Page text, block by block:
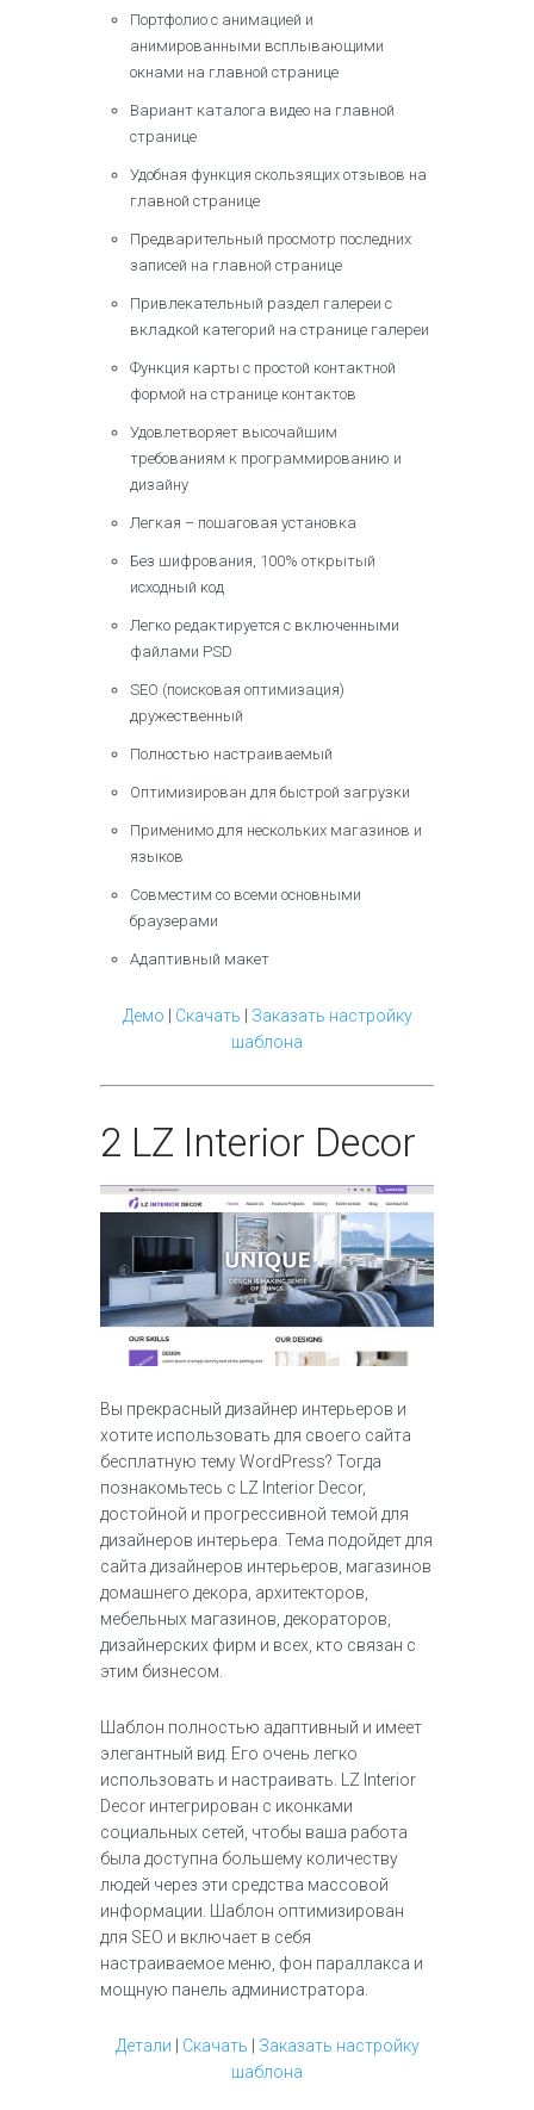
Портфолио с анимацией и
анимированными всплывающими
окнами на главной странице
Вариант каталога видео на главной
странице
Удобная функция скользящих отзывов на
главной странице
Предварительный просмотр последних
записей на главной странице
Привлекательный раздел галереи с
вкладкой категорий на странице галереи
Функция карты с простой контактной
формой на странице контактов
Удовлетворяет высочайшим
требованиям к программированию и
дизайну
Легкая – пошаговая установка
Без шифрования, 100% открытый
исходный код
Легко редактируется с включенными
файлами PSD
SEO (поисковая оптимизация)
дружественный
Полностью настраиваемый
Оптимизирован для быстрой загрузки
Применимо для нескольких магазинов и
языков
Совместим со всеми основными
браузерами
Адаптивный макет
Демо Скачать
Заказать настройку
шаблона
2 LZ Interior Decor
Вы прекрасный дизайнер интерьеров и
хотите использовать для своего сайта
бесплатную тему WordPress? Тогда
познакомьтесь с LZ Interior Decor,
достойной и прогрессивной темой для
дизайнеров интерьера. Тема подойдет для
сайта дизайнеров интерьеров, магазинов
домашнего декора, архитекторов,
мебельных магазинов, декораторов,
дизайнерских фирм и всех, кто связан с
этим бизнесом.
Шаблон полностью адаптивный и имеет
элегантный вид. Его очень легко
использовать и настраивать. LZ Interior
Decor интегрирован с иконками
социальных сетей, чтобы ваша работа
была доступна большему количеству
людей через эти средства массовой
информации. Шаблон оптимизирован
для SEO и включает в себя
настраиваемое меню, фон параллакса и
мощную панель администратора.
Детали | Скачать | Заказать настройку
шаблона